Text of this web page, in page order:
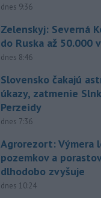
dnes 9:36
Zelenskyj: Severná
do Ruska až 50.000
dnes 8:46
Slovensko čakajú
úkazy, zatmenie
Perzeidy
dnes 7:36
Agrorezort: Výmera
pozemkov a
dlhodobo zvyšuje
dnes 10:24